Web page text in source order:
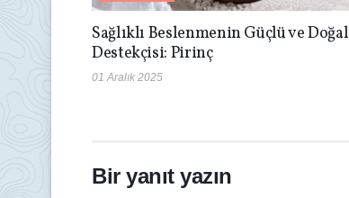
Sağlıklı Beslenmenin Güçlü ve Doğal
Destekçisi: Pirinç
01 Aralık 2025
Bir yanıt yazın